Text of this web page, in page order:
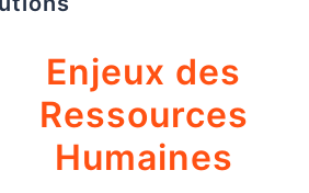
Enjeux des
Ressources
Humaines